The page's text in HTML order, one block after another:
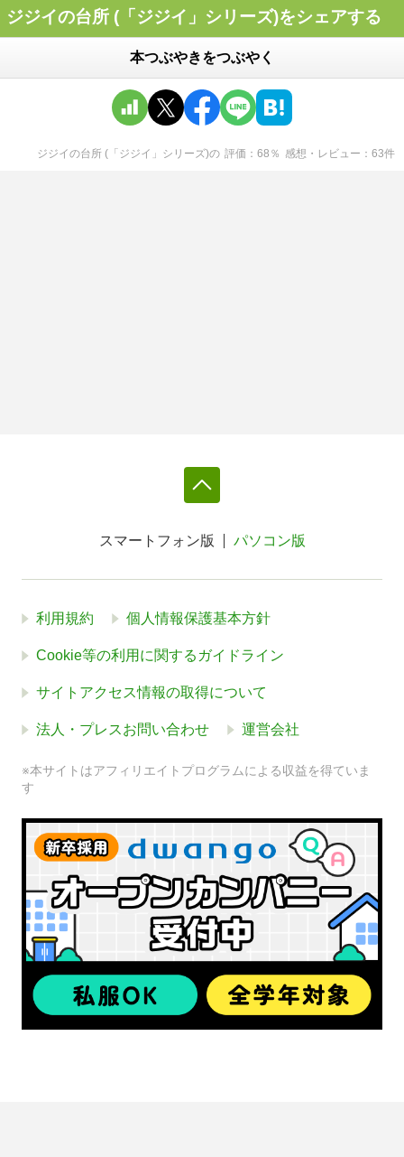
ジジイの台所 (「ジジイ」シリーズ)をシェアする
本つぶやきをつぶやく
ジジイの台所 (「ジジイ」シリーズ)の 評価 68 ％ 感想・レビュー 63件
スマートフォン版 パソコン版
利用規約 個人情報保護基本方針
Cookie等の利用に関するガイドライン
サイトアクセス情報の取得について
法人・プレスお問い合わせ 運営会社
※本サイトはアフィリエイトプログラムによる収益を得ていま
す